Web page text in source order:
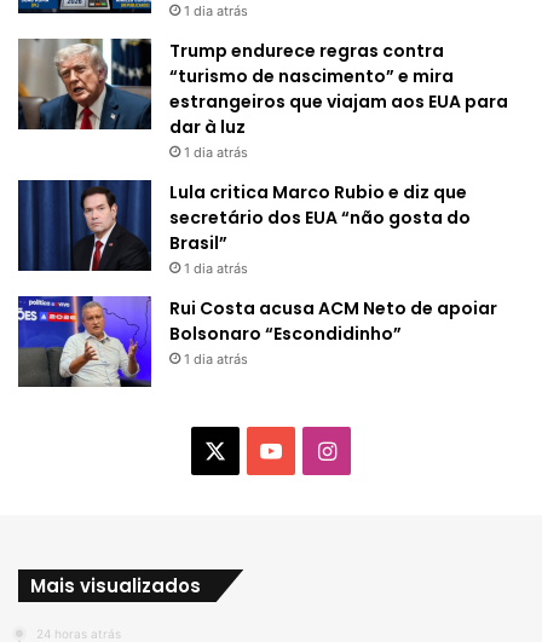
1 dia atrás
Trump endurece regras contra
“turismo de nascimento” e mira
estrangeiros que viajam aos EUA para
dar à luz
1 dia atrás
Lula critica Marco Rubio e diz que
secretário dos EUA “não gosta do
Brasil”
1 dia atrás
Rui Costa acusa ACM Neto de apoiar
Bolsonaro “Escondidinho”
1 dia atrás
I
Mais visualizados
24 horas atrás